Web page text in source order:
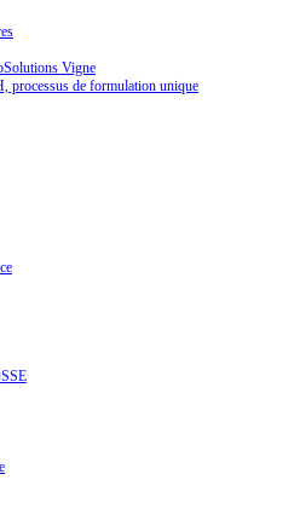
Vigne
processus de formulation unique